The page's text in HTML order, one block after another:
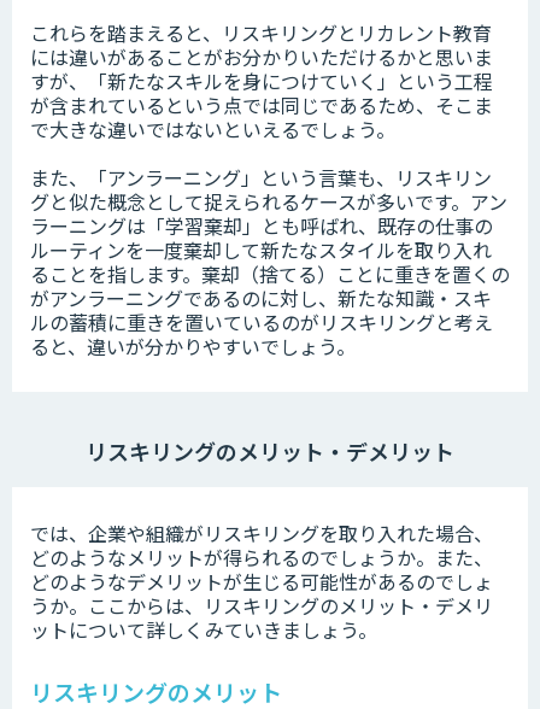
これらを踏まえると、リスキリングとリカレント教育
には違いがあることがお分かりいただけるかと思いま
すが、「新たなスキルを身につけていく」という工程
が含まれているという点では同じであるため、そこま
で大きな違いではないといえるでしょう。
また、「アンラーニング」という言葉も、リスキリン
グと似た概念として捉えられるケースが多いです。アン
ラーニングは「学習棄却」とも呼ばれ、既存の仕事の
ルーティンを一度棄却して新たなスタイルを取り入れ
ることを指します。棄却（捨てる）ことに重きを置くの
がアンラーニングであるのに対し、新たな知識・スキ
ルの蓄積に重きを置いているのがリスキリングと考え
ると、違いが分かりやすいでしょう。
リスキリングのメリット・デメリット
では、企業や組織がリスキリングを取り入れた場合、
どのようなメリットが得られるのでしょうか。また、
どのようなデメリットが生じる可能性があるのでしょ
うか。ここからは、リスキリングのメリット・デメリ
ットについて詳しくみていきましょう。
リスキリングのメリット